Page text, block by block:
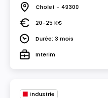
Lieu Cholet - 49300
Salaire20-25 K€
DuréeDurée: 3 mois
TypeInterim
Industrie